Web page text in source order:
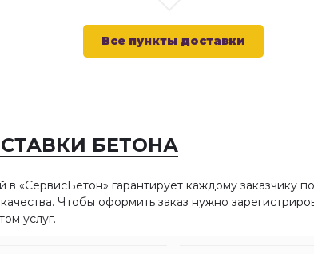
В
Все пункты доставки
БЕТОНА
в «СервисБетон» гарантирует каждому заказчику
Чтобы оформить заказ нужно
услуг.